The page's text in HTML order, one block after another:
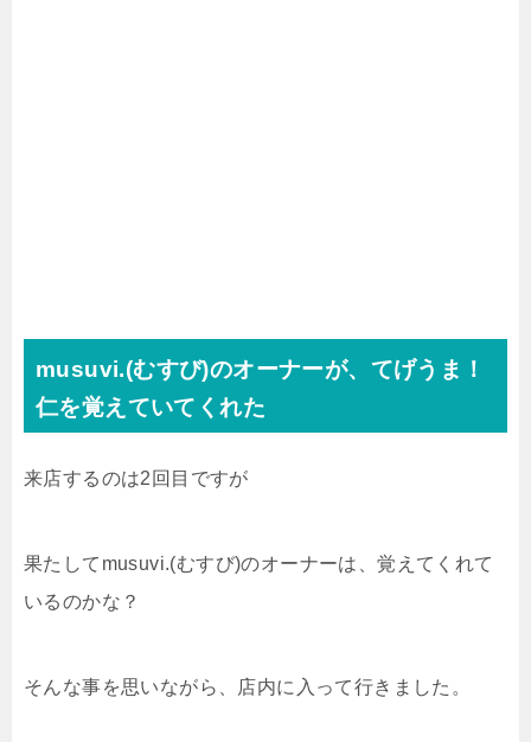
musuvi.(むすび)のオーナーが、てげうま！
仁を覚えていてくれた
来店するのは2回目ですが
果たしてmusuvi.(むすび)のオーナーは、覚えてくれて
いるのかな？
そんな事を思いながら、店内に入って行きました。